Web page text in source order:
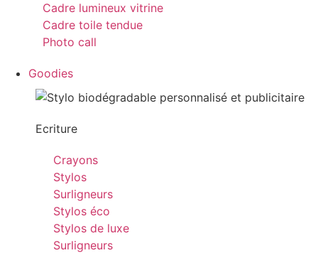
Cadre lumineux vitrine
Cadre toile tendue
Photo call
Goodies
Ecriture
Crayons
Stylos
Surligneurs
Stylos éco
Stylos de luxe
Surligneurs